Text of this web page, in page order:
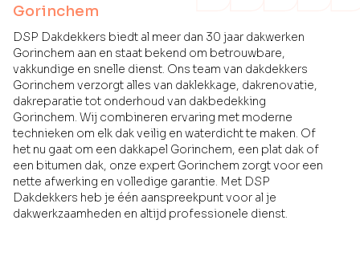
Gorinchem
DSP Dakdekkers biedt al meer dan 30 jaar dakwerken
Gorinchem aan en staat bekend om betrouwbare,
vakkundige en snelle dienst. Ons team van dakdekkers
Gorinchem verzorgt alles van daklekkage, dakrenovatie,
dakreparatie tot onderhoud van dakbedekking
Gorinchem. Wij combineren ervaring met moderne
technieken om elk dak veilig en waterdicht te maken. Of
het nu gaat om een dakkapel Gorinchem, een plat dak of
een bitumen dak, onze expert Gorinchem zorgt voor een
nette afwerking en volledige garantie. Met DSP
Dakdekkers heb je één aanspreekpunt voor al je
dakwerkzaamheden en altijd professionele dienst.